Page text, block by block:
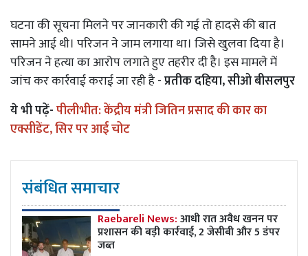
घटना की सूचना मिलने पर जानकारी की गई तो हादसे की बात
सामने आई थी। परिजन ने जाम लगाया था। जिसे खुलवा दिया है।
परिजन ने हत्या का आरोप लगाते हुए तहरीर दी है। इस मामले में
जांच कर कार्रवाई कराई जा रही है- प्रतीक दहिया, सीओ बीसलपुर
ये भी पढ़ें-पीलीभीत: केंद्रीय मंत्री जितिन प्रसाद की कार का
एक्सीडेंट, सिर पर आई चोट
संबंधित समाचार
Raebareli News:आधी रात अवैध खनन पर
प्रशासन की बड़ी कार्रवाई, 2 जेसीबी और 5 डंपर
जब्त